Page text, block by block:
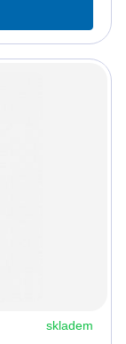
skladem